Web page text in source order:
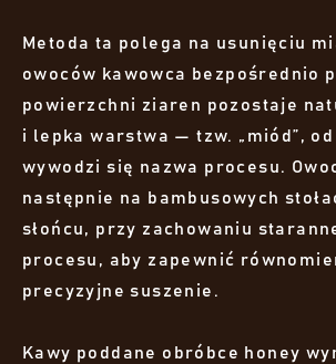
Metoda ta polega na usunięciu
owoców kawowca bezpośrednio
powierzchni ziaren pozostaje
i lepka warstwa — tzw. „miód”,
wywodzi się nazwa procesu.
następnie na bambusowych
słońcu, przy zachowaniu
procesu, aby zapewnić
precyzyjne suszenie.
Kawy poddane obróbce honey